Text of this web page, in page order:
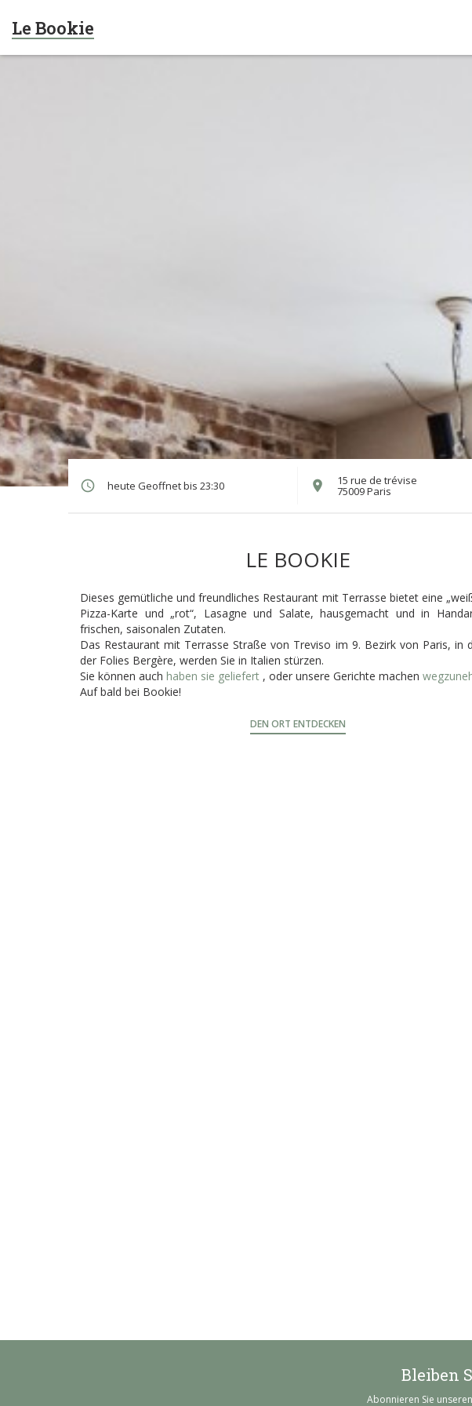
Le Bookie
heute Geoffnet bis 23:30 15 rue de trévise
75009 Paris((öffnet ein neues
LE BOOKIE
Dieses gemütliche und freundliches Restaurant mit Terrasse bietet eine
Pizza-Karte und „rot“, Lasagne und Salate, hausgemacht und in
frischen, saisonalen Zutaten.
Das Restaurant mit Terrasse Straße von Treviso im 9. Bezirk von Paris, in
der Folies Bergère, werden Sie in Italien stürzen.
Sie können auch haben sie geliefert , oder unsere Gerichte machen
Auf bald bei Bookie!
DEN ORT ENTDECKEN
Bleiben
Abonnieren Sie